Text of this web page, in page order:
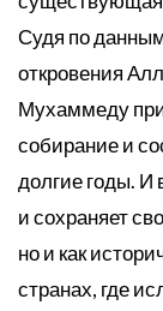
Судя по
откровения
Мухаммеду
собирание и
долгие годы. И
и сохраняет
но и как
странах, где